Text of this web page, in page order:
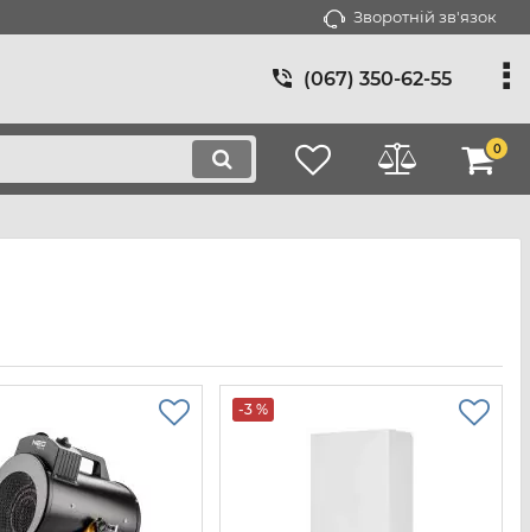
Зворотній зв'язок
(067) 350-62-55
0
-3 %